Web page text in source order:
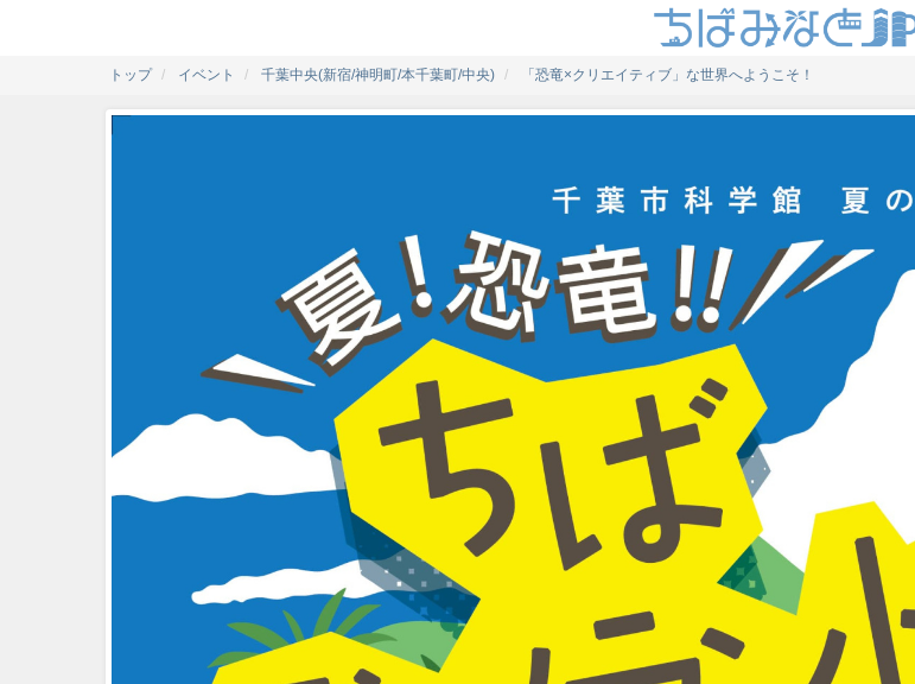
トップ イベント 千葉中央(新宿/神明町/本千葉町/中央) 「恐竜×クリエイティブ」な世界へようこそ！